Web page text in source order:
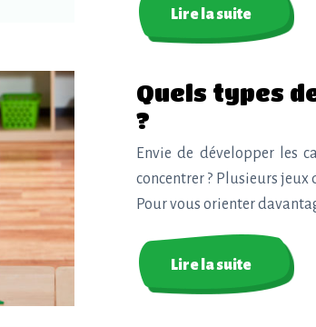
Lire la suite
Quels types
?
Envie de développer les
concentrer ? Plusieurs jeux
Pour vous orienter
Lire la suite